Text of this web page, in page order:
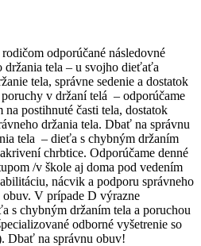
odporúčané následovné
tela – u svojho dieťaťa
tela, správne sedenie a dostatok
v držaní telá – odporúčame
postihnuté časti tela, dostatok
držania tela. Dbať na správnu
tela – dieťa s chybným držaním
chrbtice. Odporúčame denné
/v škole aj doma pod vedením
nácvik a podporu správneho
V prípade D výrazne
s chybným držaním tela a poruchou
odborné vyšetrenie so
Dbať na správnu obuv!